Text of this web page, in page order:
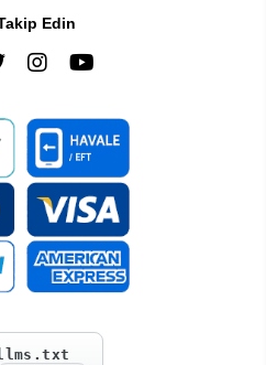
Edin